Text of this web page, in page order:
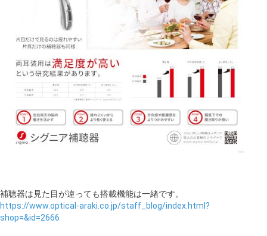
補聴器は見た目が違っても搭載機能は一緒です。
https://www.optical-araki.co.jp/staff_blog/index.html?
shop=&id=2666